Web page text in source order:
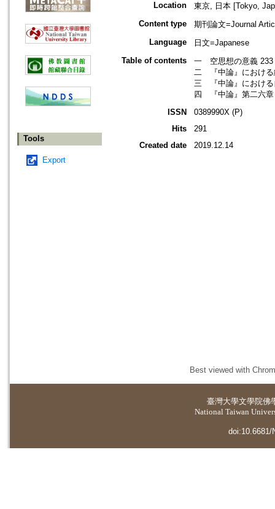
Tools
Export
Location
東京, 日本 [Tokyo,
Content type
期刊論文=Journal
Language
日文=Japanese
Table of contents
一 空思想の意義 233
二 『中論』における
三 『中論』における
四 『中論』第二六章
ISSN
0389990X (P)
Hits
291
Created date
2019.12.14
Best viewed with
臺灣大學文學院佛
National Taiwan
doi:10.6681/